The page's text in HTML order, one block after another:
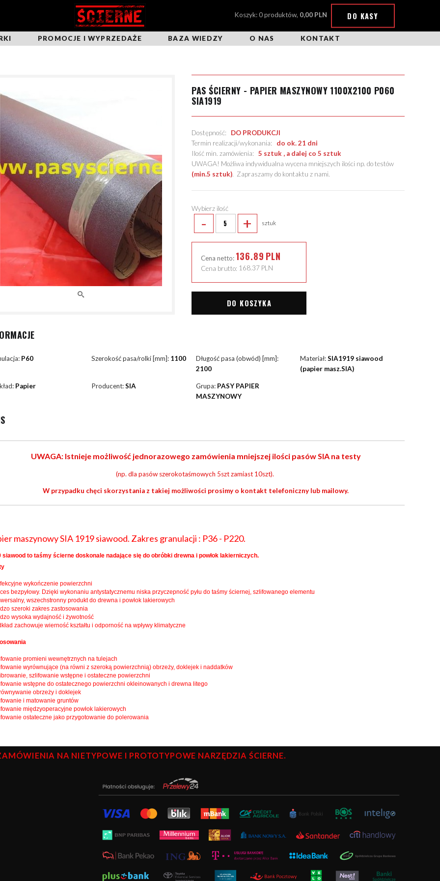
Koszyk: 0 produktów, 0,00 PLN DO KASY
PROMOCJE I WYPRZEDAŻE BAZA WIEDZY O NAS KONTAKT
PAS ŚCIERNY - PAPIER MASZYNOWY 1100X2100 P060
SIA1919
Dostępność: DO PRODUKCJI
Termin realizacji/wykonania: do ok. 21 dni
Ilość min. zamówienia:5 sztuk , a dalej co 5 sztuk
UWAGA! Możliwa indywidualna wycena mniejszych ilości np. do testów
(min.5 sztuk). Zapraszamy do kontaktu z nami.
Wybierz ilość
- + sztuk
Cena netto: 136.89 PLN
Cena brutto: 168.37 PLN
DO KOSZYKA
P60 Szerokość pasa/rolki [mm]: 1100
Długość pasa (obwód) [mm]:
2100
Materiał:SIA1919 siawood
(papier masz.SIA)
Papier Producent:SIA Grupa: PASY PAPIER
MASZYNOWY
UWAGA: Istnieje możliwość jednorazowego zamówienia mniejszej ilości pasów SIA na testy
(np. dla pasów szerokotaśmowych 5szt zamiast 10szt).
W przypadku chęci skorzystania z takiej możliwości prosimy o kontakt telefoniczny lub mailowy.
maszynowy SIA 1919 siawood. Zakres granulacji : P36 - P220.
siawood to taśmy ścierne doskonale nadające się do obróbki drewna i powłok lakierniczych.
wykończenie powierzchni
bezpyłowy. Dzięki wykonaniu antystatycznemu niska przyczepność pyłu do taśmy ściernej, szlifowanego elementu
wszechstronny produkt do drewna i powłok lakierowych
szeroki zakres zastosowania
wysoka wydajność i żywotność
zachowuje wierność kształtu i odporność na wpływy klimatyczne
promieni wewnętrznych na tulejach
wyrównujące (na równi z szeroką powierzchnią) obrzeży, doklejek i naddatków
szlifowanie wstępne i ostateczne powierzchni
wstępne do ostatecznego powierzchni okleinowanych i drewna litego
obrzeży i doklejek
i matowanie gruntów
międzyoperacyjne powłok lakierowych
ostateczne jako przygotowanie do polerowania
NA NIETYPOWE I PROTOTYPOWE NARZĘDZIA ŚCIERNE.